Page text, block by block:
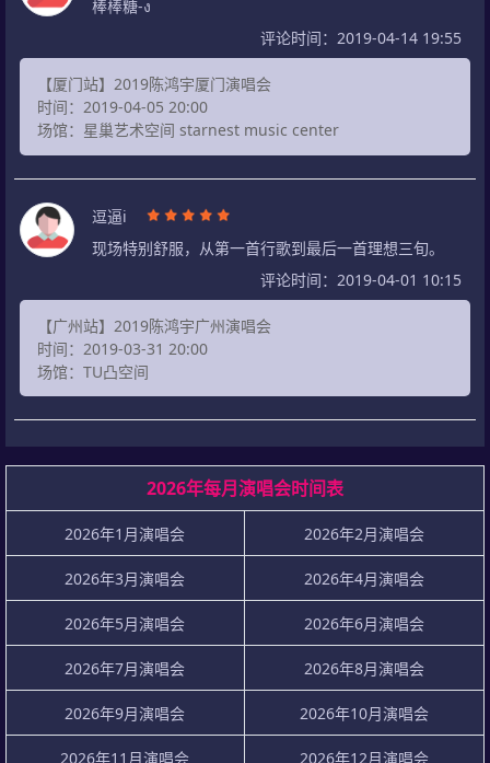
棒棒糖-ง
评论时间：2019-04-14 19:55
【厦门站】2019陈鸿宇厦门演唱会
时间：2019-04-05 20:00
场馆：星巢艺术空间 starnest music center
逗逼i
现场特别舒服，从第一首行歌到最后一首理想三旬。
评论时间：2019-04-01 10:15
【广州站】2019陈鸿宇广州演唱会
时间：2019-03-31 20:00
场馆：TU凸空间
2026年每月演唱会时间表
2026年1月演唱会 2026年2月演唱会
2026年3月演唱会 2026年4月演唱会
2026年5月演唱会 2026年6月演唱会
2026年7月演唱会 2026年8月演唱会
2026年9月演唱会 2026年10月演唱会
2026年11月演唱会 2026年12月演唱会